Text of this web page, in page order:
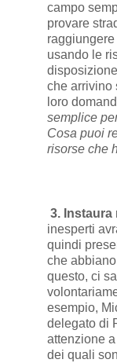
campo
provare
usando le
che arrivino
loro
semplice
Cosa puoi
risorse che
3. Instaura
inesperti
quindi
che
questo, ci
esempio,
delegato di
attenzione
dei quali